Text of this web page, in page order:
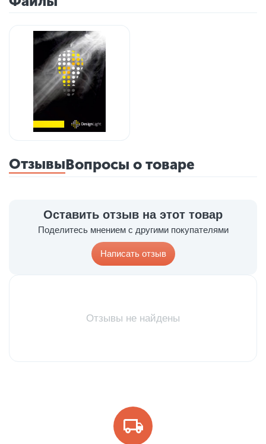
ОтзывыВопросы о товаре
Оставить отзыв на этот товар
Поделитесь мнением с другими покупателями
Написать отзыв
Отзывы не найдены